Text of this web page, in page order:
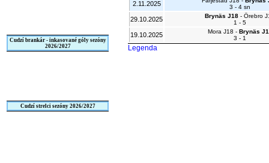
Cudzí brankár - inkasované góly sezóny
2026/2027
Cudzí strelci sezóny 2026/2027
2.11.2025
3 - 4 sn
29.10.2025 Brynäs J18 - Örebro
1 - 5
19.10.2025 Mora J18 - Brynäs
3 - 1
Legenda